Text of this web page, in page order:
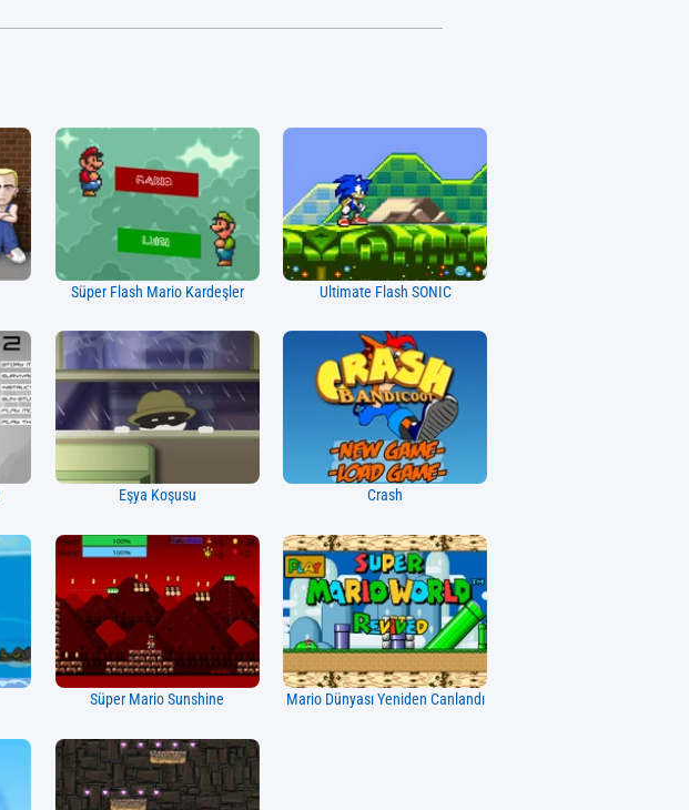
Süper Flash Mario Kardeşler Ultimate Flash SONIC
Eşya Koşusu Crash
Süper Mario Sunshine Mario Dünyası Yeniden Canlandı